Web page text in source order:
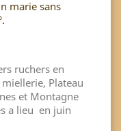
marie sans
ruchers en
Plateau
et Montagne
a lieu en juin